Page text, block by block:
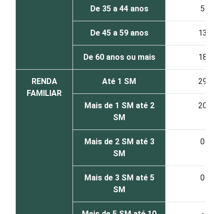
De 35 a 44 anos 5
De 45 a 59 anos 13
De 60 anos ou mais 18
RENDA
FAMILIAR
Até 1 SM 29
Mais de 1 SM até 2
SM
20
Mais de 2 SM até 3
SM
0
Mais de 3 SM até 5
SM
0